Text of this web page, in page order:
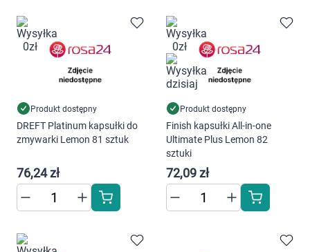
Produkt dostępny
DREFT Platinum kapsułki do
zmywarki Lemon 81 sztuk
76,24 zł
Produkt dostępny
Finish kapsułki All-in-one
Ultimate Plus Lemon 82
sztuki
72,09 zł